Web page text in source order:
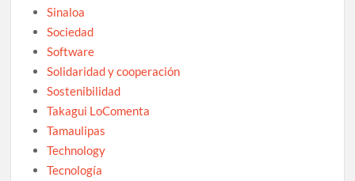
Sinaloa
Sociedad
Software
Solidaridad y cooperación
Sostenibilidad
Takagui LoComenta
Tamaulipas
Technology
Tecnología